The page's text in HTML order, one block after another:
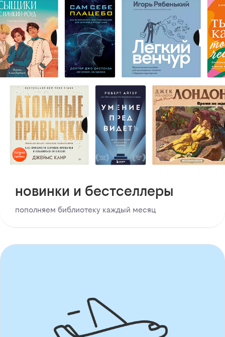
новинки и бестселлеры
пополняем библиотеку каждый месяц